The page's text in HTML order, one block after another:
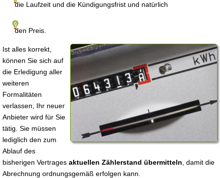
die Laufzeit und die Kündigungsfrist und natürlich
den Preis.
Ist alles korrekt,
können Sie sich auf
die Erledigung aller
weiteren
Formalitäten
verlassen, Ihr neuer
Anbieter wird für Sie
tätig. Sie müssen
lediglich den zum
Ablauf des
bisherigen Vertrages aktuellen Zählerstand übermitteln , damit die
Abrechnung ordnungsgemäß erfolgen kann.